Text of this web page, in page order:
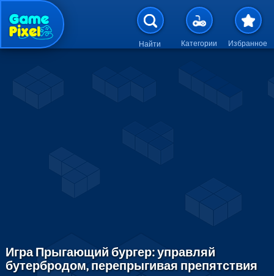
Перейти к основному
Найти Категории Избранное
Игра Прыгающий бургер: управляй
бутербродом, перепрыгивая препятствия